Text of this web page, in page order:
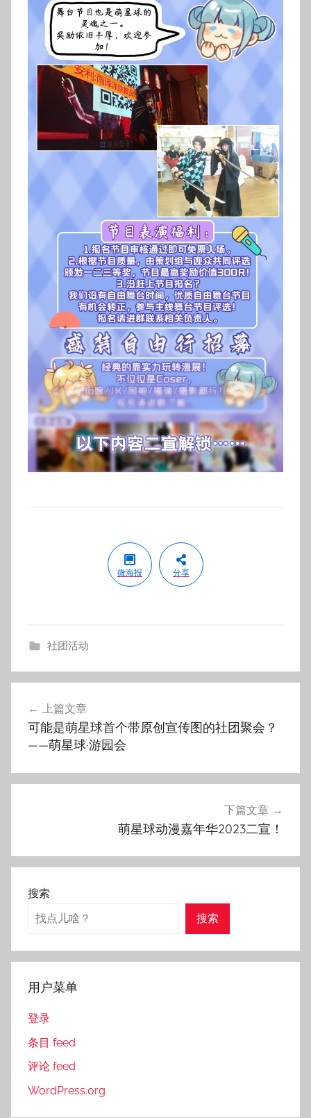
微海报 分享
社团活动
航
上篇文章
可能是萌星球首个带原创宣传图的社团聚会？
——萌星球·游园会
下篇文章
萌星球动漫嘉年华2023二宣！
搜索
搜索
用户菜单
登录
条目 feed
评论 feed
WordPress.org